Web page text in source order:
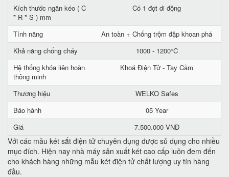
Kích thước ngăn kéo ( C
* R * S ) mm
Có 1 đợt di động
Tính năng
An toàn + Chống trộm đập khoan phá
Khả năng chống cháy
1000 - 1200°C
Hệ thống khóa liên hoàn
thông minh
Khoá Điện Tử - Tay Cầm
Thương hiệu
WELKO Safes
Bảo hành
05 Year
Giá
7.500.000 VNĐ
Với các mẫu két sắt điện tử chuyên dụng được sủ dụng cho nhiều
mục đích. Hiện nay nhà máy sản xuất két cao cấp luôn đem đến
cho khách hàng những mẫu két điện tử chất lượng uy tín hàng
đầu.